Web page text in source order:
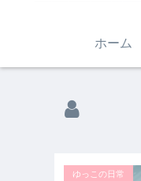
ホーム
ゆっこの日常